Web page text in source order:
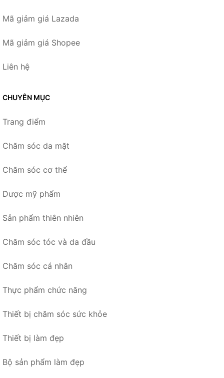
Mã giảm giá Lazada
Mã giảm giá Shopee
Liên hệ
CHUYÊN MỤC
Trang điểm
Chăm sóc da mặt
Chăm sóc cơ thể
Dược mỹ phẩm
Sản phẩm thiên nhiên
Chăm sóc tóc và da đầu
Chăm sóc cá nhân
Thực phẩm chức năng
Thiết bị chăm sóc sức khỏe
Thiết bị làm đẹp
Bộ sản phẩm làm đẹp